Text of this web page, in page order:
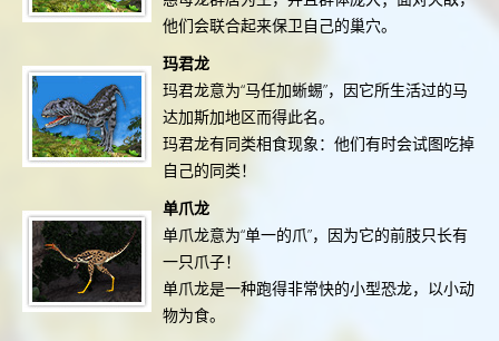
他们会联合起来保卫自己的巢穴。
玛君龙
玛君龙意为“马任加蜥蜴”，因它所生活过的马
达加斯加地区而得此名。
玛君龙有同类相食现象：他们有时会试图吃掉
自己的同类！
单爪龙
单爪龙意为“单一的爪”，因为它的前肢只长有
一只爪子！
单爪龙是一种跑得非常快的小型恐龙，以小动
物为食。